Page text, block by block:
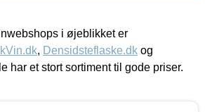
i øjeblikket er
, Densidsteflaske.dk og
har et stort sortiment til gode priser.